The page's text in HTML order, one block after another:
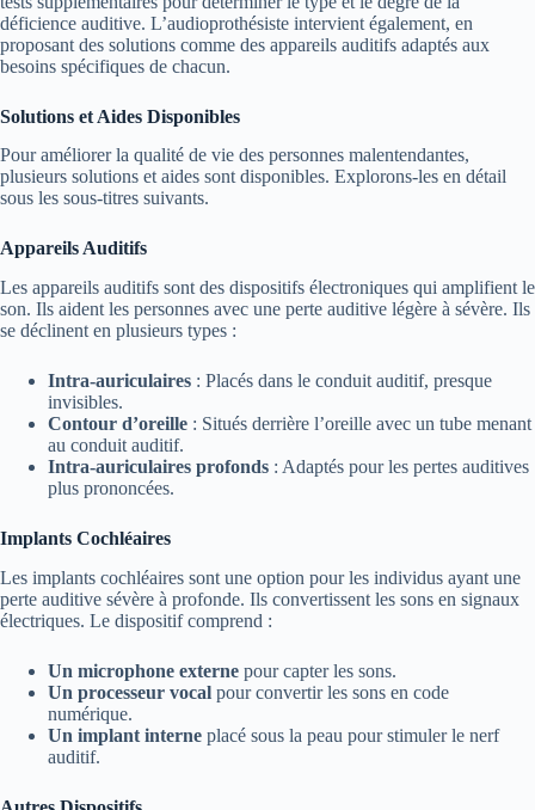
déficience auditive. L’audioprothésiste intervient également, en
proposant des solutions comme des appareils auditifs adaptés aux
besoins spécifiques de chacun.
Solutions et Aides Disponibles
Pour améliorer la qualité de vie des personnes malentendantes,
plusieurs solutions et aides sont disponibles. Explorons-les en détail
sous les sous-titres suivants.
Appareils Auditifs
Les appareils auditifs sont des dispositifs électroniques qui amplifient le
son. Ils aident les personnes avec une perte auditive légère à sévère. Ils
se déclinent en plusieurs types :
Intra-auriculaires : Placés dans le conduit auditif, presque
invisibles.
Contour d’oreille : Situés derrière l’oreille avec un tube menant
au conduit auditif.
Intra-auriculaires profonds : Adaptés pour les pertes auditives
plus prononcées.
Implants Cochléaires
Les implants cochléaires sont une option pour les individus ayant une
perte auditive sévère à profonde. Ils convertissent les sons en signaux
électriques. Le dispositif comprend :
Un microphone externe pour capter les sons.
Un processeur vocal pour convertir les sons en code
numérique.
Un implant interne placé sous la peau pour stimuler le nerf
auditif.